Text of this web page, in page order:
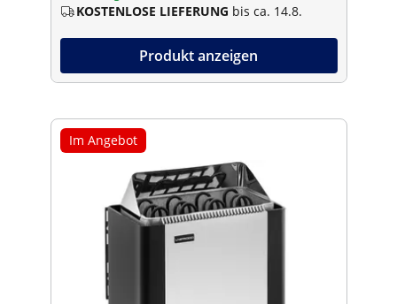
KOSTENLOSE LIEFERUNG bis ca. 14.8.
Produkt anzeigen
Im Angebot